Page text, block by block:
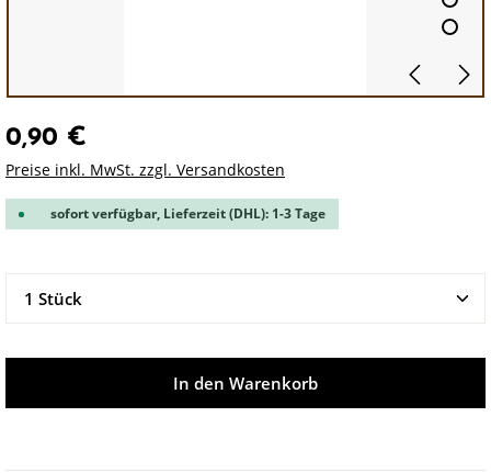
0,90 €
Preise inkl. MwSt. zzgl. Versandkosten
sofort verfügbar, Lieferzeit (DHL): 1-3 Tage
Produkt Anzahl: Gib den gewünschten Wert ein
In den Warenkorb